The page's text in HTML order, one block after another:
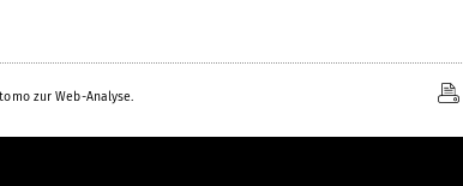
zur Web-Analyse.